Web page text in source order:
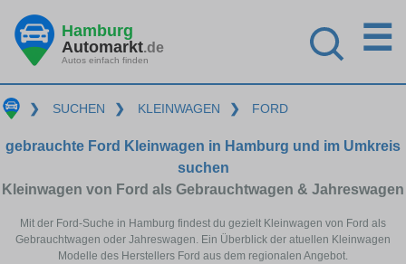
Hamburg
Automarkt.de
Autos einfach finden
☰
❯ SUCHEN ❯ KLEINWAGEN ❯ FORD
gebrauchte Ford Kleinwagen in Hamburg und im Umkreis
suchen
Kleinwagen von Ford als Gebrauchtwagen & Jahreswagen
Mit der Ford-Suche in Hamburg findest du gezielt Kleinwagen von Ford als
Gebrauchtwagen oder Jahreswagen. Ein Überblick der atuellen Kleinwagen
Modelle des Herstellers Ford aus dem regionalen Angebot.